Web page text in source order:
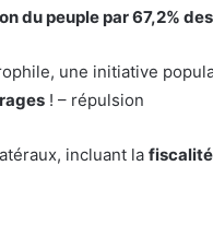
du peuple par 67,2%
une initiative
! – répulsion
incluant la fiscalité